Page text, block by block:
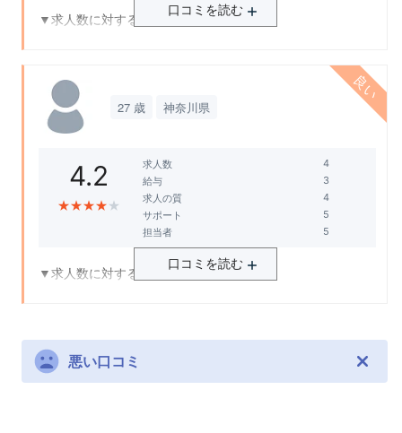
作成などについて丁寧に教えてくれました。
▼担当者の満足度について
ってくれました。
▼総合的な評価
総合的に見て、ハタラクティブはとても使いやすくて信頼
できるサイトだと思います。ハタラクティブを利用して良
かったです。
▼求人数に対する満足度について
▼給与の満足度について
比較的給与が高く、満足
比較的、新進気鋭の企業が多く給与が高い
▼サポートに対する満足度について
初めて就職する人にはお勧め
▼総合的な評価
コンサルタントの判断や求人などの相を的確に判断してく
口コミを読む
27 歳 神奈川県
4.2
★★★★★
求人数
給与
求人の質
サポート
担当者
▼求人数に対する満足度について
ます。
▼給与の満足度について
口コミを読む
悪い口コミ